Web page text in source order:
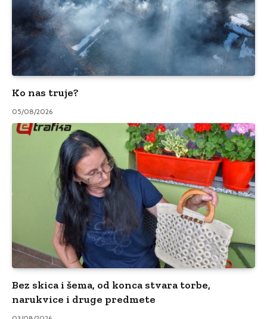
Ko nas truje?
05/08/2026
Bez skica i šema, od konca stvara torbe,
narukvice i druge predmete